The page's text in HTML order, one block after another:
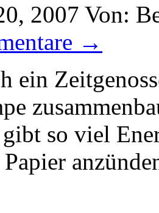
2007 Von:
→
ein
so viel